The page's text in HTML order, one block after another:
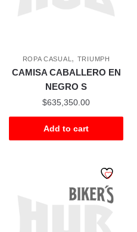
ROPA CASUAL , TRIUMPH
CAMISA CABALLERO EN
NEGRO S
$635,350.00
Add to cart